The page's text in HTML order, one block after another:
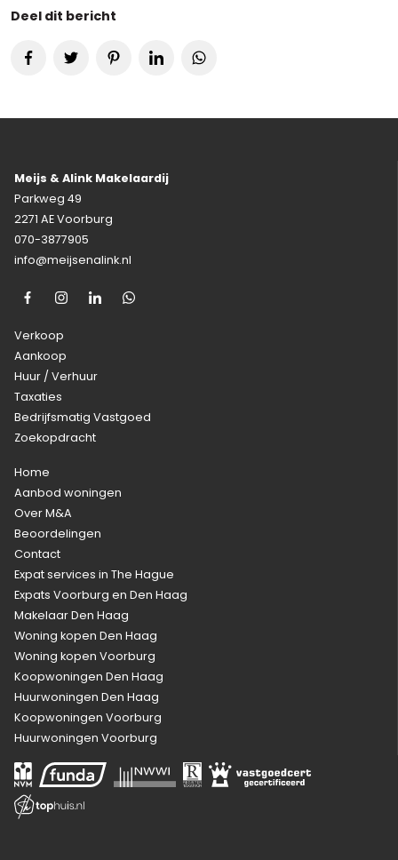
Deel dit bericht
Meijs & Alink Makelaardij
Parkweg 49
2271 AE Voorburg
070-3877905
info@meijsenalink.nl
Verkoop
Aankoop
Huur / Verhuur
Taxaties
Bedrijfsmatig Vastgoed
Zoekopdracht
Home
Aanbod woningen
Over M&A
Beoordelingen
Contact
Expat services in The Hague
Expats Voorburg en Den Haag
Makelaar Den Haag
Woning kopen Den Haag
Woning kopen Voorburg
Koopwoningen Den Haag
Huurwoningen Den Haag
Koopwoningen Voorburg
Huurwoningen Voorburg